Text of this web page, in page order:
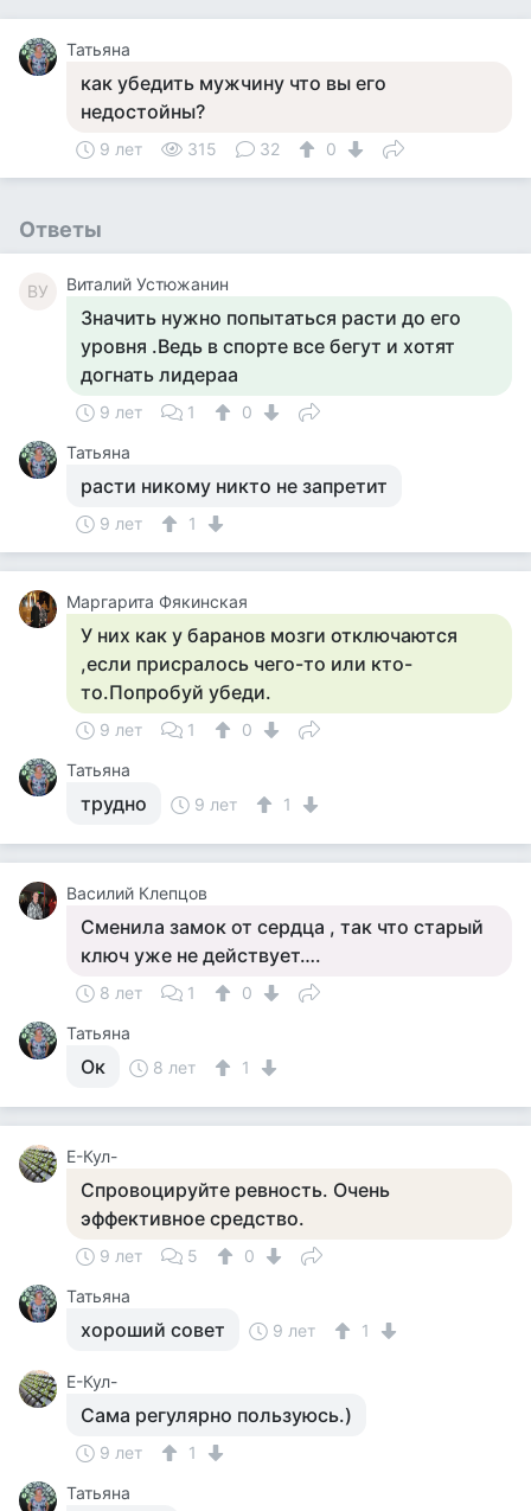
Татьяна
как убедить мужчину что вы его
недостойны?
9 лет 315 32 0
Ответы
ВУ Виталий Устюжанин
Значить нужно попытаться расти до его
уровня .Ведь в спорте все бегут и хотят
догнать лидераа
9 лет 1
0
Татьяна
расти никому никто не запретит
9 лет 1
Маргарита Фякинская
У них как у баранов мозги отключаются
,если присралось чего-то или кто-
то.Попробуй убеди.
9 лет 1
0
Татьяна
трудно 9 лет 1
Василий Клепцов
Сменила замок от сердца , так что старый
ключ уже не действует….
8 лет 1
0
Татьяна
Ок 8 лет 1
Е-Кул-
Спровоцируйте ревность. Очень
эффективное средство.
9 лет 5
0
Татьяна
хороший совет 9 лет 1
Е-Кул-
Сама регулярно пользуюсь.)
9 лет
1
Татьяна